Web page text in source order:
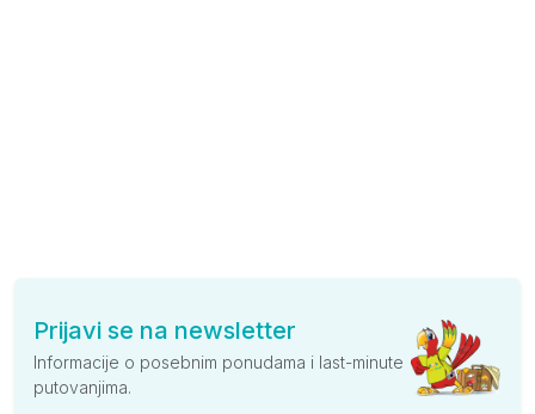
Prijavi se na newsletter
Informacije o posebnim ponudama i last-minute
putovanjima.